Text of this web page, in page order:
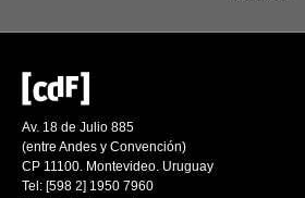
Av. 18 de Julio 885
(entre Andes y Convención)
CP 11100. Montevideo. Uruguay
Tel: [598 2] 1950 7960